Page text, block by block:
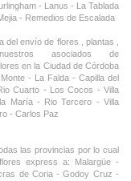
- Lanus - La Tablada
- Remedios de Escalada
envío de flores , plantas ,
asociados de
en la Ciudad de Córdoba
- La Falda - Capilla del
Cuarto - Los Cocos - Villa
María - Rio Tercero - Villa
- Carlos Paz
las provincias por lo cual
express a: Malargüe -
de Coria - Godoy Cruz -